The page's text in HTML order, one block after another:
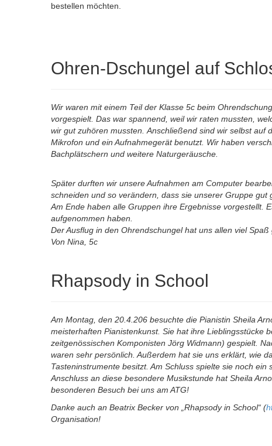
bestellen möchten.
Ohren-Dschungel auf
Wir waren mit einem Teil der Klasse 5c beim
vorgespielt. Das war spannend, weil wir raten mussten,
wir gut zuhören mussten. Anschließend sind wir selbst
Mikrofon und ein Aufnahmegerät benutzt. Wir haben
Bachplätschern und weitere Naturgeräusche.
Später durften wir unsere Aufnahmen am Computer
schneiden und so verändern, dass sie unserer Gruppe gut
Am Ende haben alle Gruppen ihre Ergebnisse vorgestellt.
aufgenommen haben.
Der Ausflug in den Ohrendschungel hat uns allen viel Spaß
Von Nina, 5c
Rhapsody in School
Am Montag, den 20.4.206 besuchte die Pianistin Sheila
meisterhaften Pianistenkunst. Sie hat ihre Lieblingsstücke
zeitgenössischen Komponisten Jörg Widmann) gespielt.
waren sehr persönlich. Außerdem hat sie uns erklärt, wie
Tasteninstrumente besitzt. Am Schluss spielte sie noch
Anschluss an diese besondere Musikstunde hat Sheila
besonderen Besuch bei uns am ATG!
Danke auch an Beatrix Becker von „Rhapsody in School“ (
Organisation!